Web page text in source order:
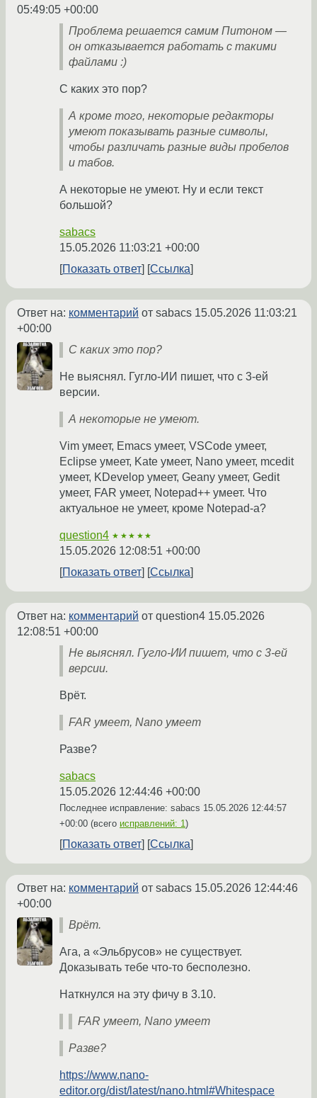
05:49:05 +00:00
Проблема решается самим Питоном —
он отказывается работать с такими
файлами :)
С каких это пор?
А кроме того, некоторые редакторы
умеют показывать разные символы,
чтобы различать разные виды пробелов
и табов.
А некоторые не умеют. Ну и если текст
большой?
sabacs
15.05.2026 11:03:21 +00:00
Показать ответ
Ссылка
Ответ на: комментарий от sabacs 15.05.2026 11:03:21
+00:00
С каких это пор?
Не выяснял. Гугло-ИИ пишет, что с 3-ей
версии.
А некоторые не умеют.
Vim умеет, Emacs умеет, VSCode умеет,
Eclipse умеет, Kate умеет, Nano умеет, mcedit
умеет, KDevelop умеет, Geany умеет, Gedit
умеет, FAR умеет, Notepad++ умеет. Что
актуальное не умеет, кроме Notepad-а?
question4 ★★★★★
15.05.2026 12:08:51 +00:00
Показать ответ
Ссылка
Ответ на: комментарий от question4 15.05.2026
12:08:51 +00:00
Не выяснял. Гугло-ИИ пишет, что с 3-ей
версии.
Врёт.
FAR умеет, Nano умеет
Разве?
sabacs
15.05.2026 12:44:46 +00:00
Последнее исправление: sabacs 15.05.2026 12:44:57
+00:00 (всего исправлений: 1)
Показать ответ Ссылка
Ответ на: комментарий от sabacs 15.05.2026 12:44:46
+00:00
Врёт.
Ага, а «Эльбрусов» не существует.
Доказывать тебе что-то бесполезно.
Наткнулся на эту фичу в 3.10.
FAR умеет, Nano умеет
Разве?
https://www.nano-
editor.org/dist/latest/nano.html#Whitespace